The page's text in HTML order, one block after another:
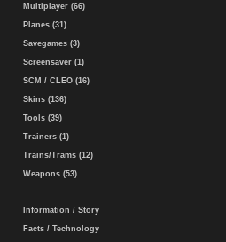
Multiplayer (66)
Planes (31)
Savegames (3)
Screensaver (1)
SCM / CLEO (16)
Skins (136)
Tools (39)
Trainers (1)
Trains/Trams (12)
Weapons (53)
Information / Story
Facts / Technology